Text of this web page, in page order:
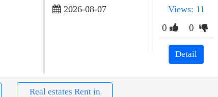
2026-08-07
Views: 11
0 0
Detail
Real estates Rent in